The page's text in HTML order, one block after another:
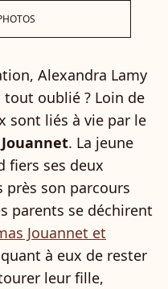
Alexandra Lamy
oublié ? Loin de
sont liés à vie par le
. La jeune
fiers ses deux
son parcours
parents se déchirent
Jouannet et
à eux de rester
leur fille,